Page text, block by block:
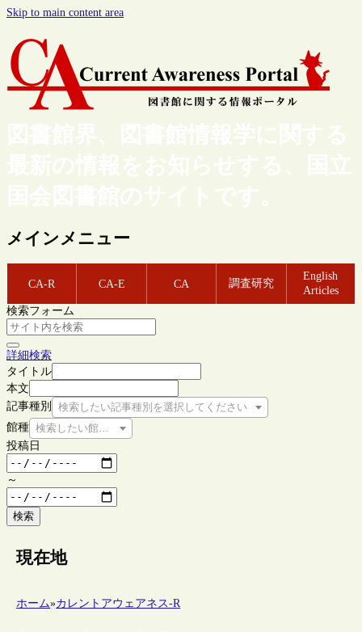
Skip to main content area
図書館界、図書館情報学に関する
最新の情報をお知らせする、国立
国会図書館のサイトです。
メインメニュー
CA-R CA-E CA 調査研究
English
Articles
検索フォーム
詳細検索
タイトル
本文
記事種別
検索したい記事種別を選択してください
館種 検索したい館種を選択してください
投稿日
～
検索
現在地
ホーム»カレントアウェアネス-R